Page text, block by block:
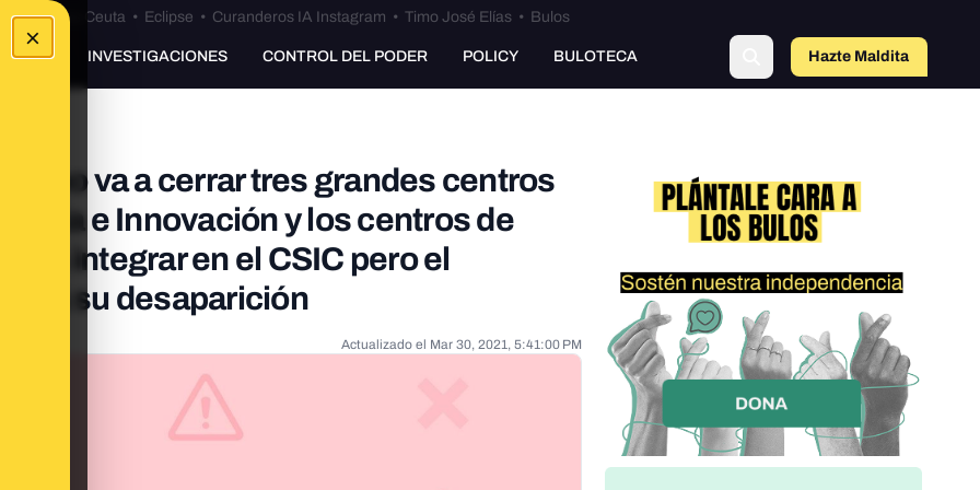
×
•Bulos Ceuta • Eclipse • Curanderos IA Instagram • Timo José Elías • Bulos
INVESTIGACIONES CONTROL DEL PODER POLICY BULOTECA Hazte Maldito
a
va a cerrar tres grandes centros
e Innovación y los centros de
a integrar en el CSIC pero el
su desaparición
Actualizado el Mar 30, 2021, 5:41:00 PM